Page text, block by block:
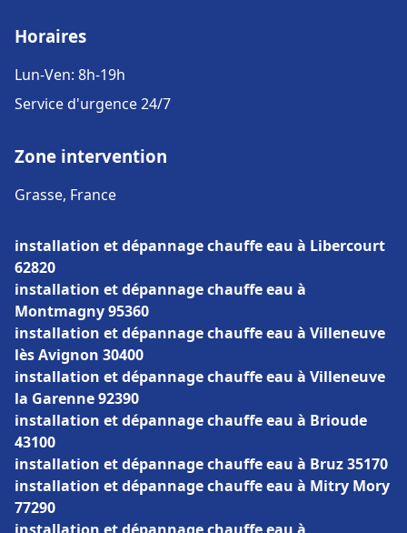
Horaires
Lun-Ven: 8h-19h
Service d'urgence 24/7
Zone intervention
Grasse, France
installation et dépannage chauffe eau à Libercourt
62820
installation et dépannage chauffe eau à
Montmagny 95360
installation et dépannage chauffe eau à Villeneuve
lès Avignon 30400
installation et dépannage chauffe eau à Villeneuve
la Garenne 92390
installation et dépannage chauffe eau à Brioude
43100
installation et dépannage chauffe eau à Bruz 35170
installation et dépannage chauffe eau à Mitry Mory
77290